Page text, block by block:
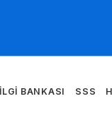
BANKASI SSS